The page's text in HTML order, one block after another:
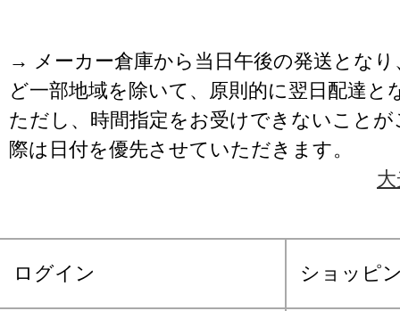
→ メーカー倉庫から当日午後の発送となり
ど一部地域を除いて、原則的に翌日配達と
ただし、時間指定をお受けできないこと
際は日付を優先させていただきます。
ログイン ショッピ